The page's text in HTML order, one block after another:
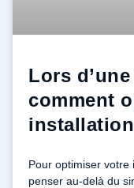
Lors
comment
Pour optimiser votre
penser au-delà du